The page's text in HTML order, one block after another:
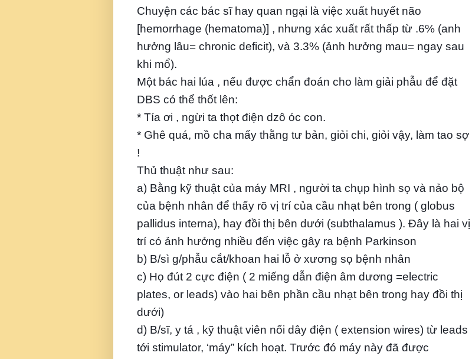
Chuyện các bác sĩ hay quan ngại là việc xuất huyết não
[hemorrhage (hematoma)] , nhưng xác xuất rất thấp từ .6% (anh
hưởng lâu= chronic deficit), và 3.3% (ảnh hưởng mau= ngay sau
khi mổ).
Một bác hai lúa , nếu được chẩn đoán cho làm giải phẫu để đặt
DBS có thể thốt lên:
* Tía ơi , ngừi ta thọt điện dzô óc con.
* Ghê quá, mồ cha mấy thằng tư bản, giỏi chi, giỏi vậy, làm tao sợ
!
Thủ thuật như sau:
a) Bằng kỹ thuật của máy MRI , người ta chụp hình sọ và nảo bộ
của bệnh nhân để thấy rõ vị trí của cầu nhạt bên trong ( globus
pallidus interna), hay đồi thị bên dưới (subthalamus ). Đây là hai vị
trí có ảnh hưởng nhiều đến việc gây ra bệnh Parkinson
b) B/sì g/phẫu cắt/khoan hai lỗ ở xương sọ bệnh nhân
c) Họ đút 2 cực điện ( 2 miếng dẫn điện âm dương =electric
plates, or leads) vào hai bên phần cầu nhạt bên trong hay đồi thị
dưới)
d) B/sĩ, y tá , kỹ thuật viên nối dây điện ( extension wires) từ leads
tới stimulator, ‘máy” kích hoạt. Trước đó máy này đã được